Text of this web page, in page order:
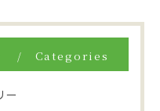
Categories
ー